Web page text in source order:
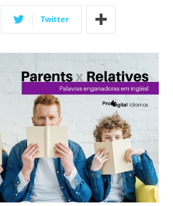
Twitter